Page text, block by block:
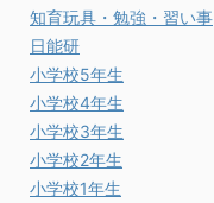
知育玩具・勉強・習い事
日能研
小学校5年生
小学校4年生
小学校3年生
小学校2年生
小学校1年生